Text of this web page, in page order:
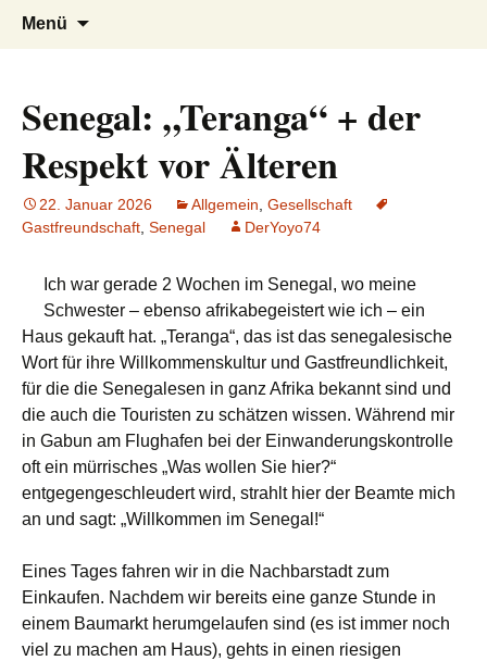
AFRICA live
Seit 1998: Aktuelles aus und mit Bezug
zu Afrika
Menü
Senegal: „Teranga“ + der
Respekt vor Älteren
22. Januar 2026 Allgemein Gesellschaft
Gastfreundschaft Senegal DerYoyo74
Ich war gerade 2 Wochen im Senegal, wo meine
Schwester – ebenso afrikabegeistert wie ich – ein
Haus gekauft hat. „Teranga“, das ist das senegalesische
Wort für ihre Willkommenskultur und Gastfreundlichkeit,
für die die Senegalesen in ganz Afrika bekannt sind und
die auch die Touristen zu schätzen wissen. Während mir
in Gabun am Flughafen bei der Einwanderungskontrolle
oft ein mürrisches „Was wollen Sie hier?“
entgegengeschleudert wird, strahlt hier der Beamte mich
an und sagt: „Willkommen im Senegal!“
Eines Tages fahren wir in die Nachbarstadt zum
Einkaufen. Nachdem wir bereits eine ganze Stunde in
einem Baumarkt herumgelaufen sind (es ist immer noch
viel zu machen am Haus), gehts in einen riesigen